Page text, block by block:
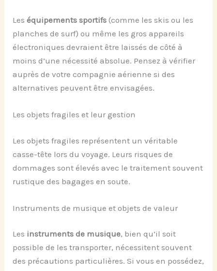
Leséquipements sportifs (comme les skis ou les
planches de surf) ou même les gros appareils
électroniques devraient être laissés de côté à
moins d’une nécessité absolue. Pensez à vérifier
auprès de votre compagnie aérienne si des
alternatives peuvent être envisagées.
Les objets fragiles et leur gestion
Les objets fragiles représentent un véritable
casse-tête lors du voyage. Leurs risques de
dommages sont élevés avec le traitement souvent
rustique des bagages en soute.
Instruments de musique et objets de valeur
Les instruments de musique, bien qu’il soit
possible de les transporter, nécessitent souvent
des précautions particulières. Si vous en possédez,